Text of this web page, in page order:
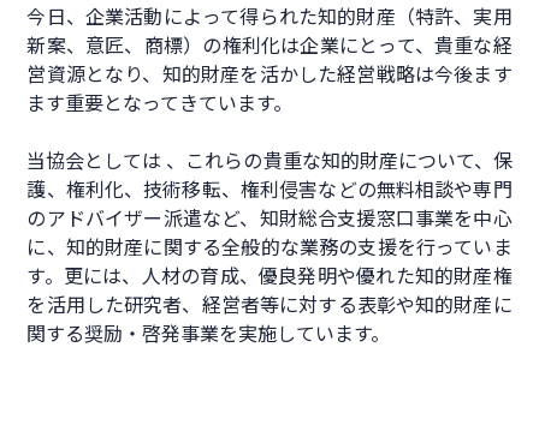
今日、企業活動によって得られた知的財産（特許、実用
新案、意匠、商標）の権利化は企業にとって、貴重な経
営資源となり、知的財産を活かした経営戦略は今後ます
ます重要となってきています。
当協会としては 、これらの貴重な知的財産について、保
護、権利化、技術移転、権利侵害などの無料相談や専門
のアドバイザー派遣など、知財総合支援窓口事業を中心
に、知的財産に関する全般的な業務の支援を行っていま
す。更には、人材の育成、優良発明や優れた知的財産権
を活用した研究者、経営者等に対する表彰や知的財産に
関する奨励・啓発事業を実施しています。